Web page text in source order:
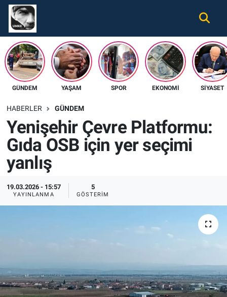
GÜNDEM YAŞAM SPOR EKONOMI SIYASET
HABERLER GÜNDEM
Yenişehir Çevre Platformu:
Gıda OSB için yer seçimi
yanlış
19.03.2026 - 15:57
YAYINLANMA
5
GÖSTERIM
Gündem
Ekonomi
Spor
Tüm Haberler
İletişim
Künye
Nöbetçi Eczaneler
Hava Durumu
Namaz Vakitleri
Süper Lig Puan Durumu ve Fikstür
Tüm Manşetler
Son Dakika Haberleri